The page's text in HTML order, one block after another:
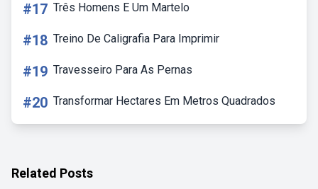
#17 Três Homens E Um Martelo
#18 Treino De Caligrafia Para Imprimir
#19 Travesseiro Para As Pernas
#20 Transformar Hectares Em Metros Quadrados
Related Posts